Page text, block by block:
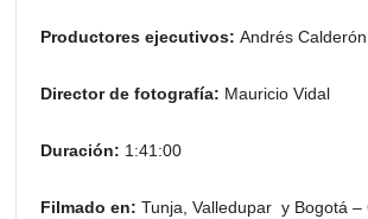
Productores ejecutivos: Andrés
Director de fotografía: Mauricio Vidal
Duración: 1:41:00
Filmado en: Tunja, Valledupar y Bogotá –